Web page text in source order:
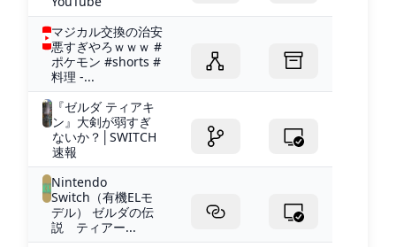
マジカル交換の治安
悪すぎやろｗｗｗ #
ポケモン #shorts #
料理 -...
『ゼルダ ティアキ
ン』大剣が弱すぎ
ないか？│SWITCH
速報
Nintendo
Switch（有機ELモ
デル） ゼルダの伝
説 ティアー...